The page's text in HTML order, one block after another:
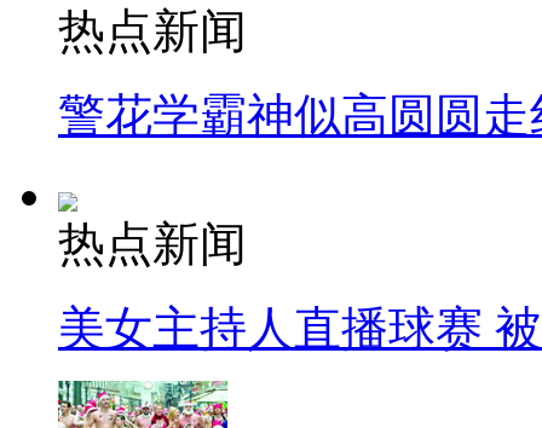
热点新闻
警花学霸神似高圆圆走
热点新闻
美女主持人直播球赛